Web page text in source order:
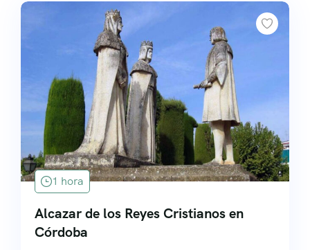
1 hora
Alcazar de los Reyes Cristianos en
Córdoba